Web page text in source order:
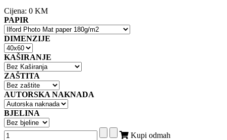
Cijena: 0 KM
PAPIR
DIMENZIJE
KAŠIRANJE
ZAŠTITA
AUTORSKA NAKNADA
BJELINA
Kupi odmah